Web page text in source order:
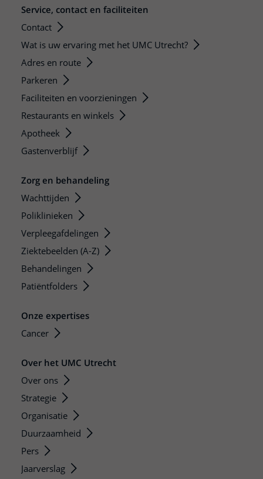
Service, contact en faciliteiten
Contact
Wat is uw ervaring met het UMC Utrecht?
Adres en route
Parkeren
Faciliteiten en voorzieningen
Restaurants en winkels
Apotheek
Gastenverblijf
Zorg en behandeling
Wachttijden
Poliklinieken
Verpleegafdelingen
Ziektebeelden (A-Z)
Behandelingen
Patiëntfolders
Onze expertises
Cancer
Over het UMC Utrecht
Over ons
Strategie
Organisatie
Duurzaamheid
Pers
Jaarverslag